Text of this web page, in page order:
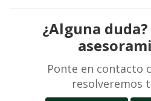
¿Alguna
Ponte en contacto
resolveremos